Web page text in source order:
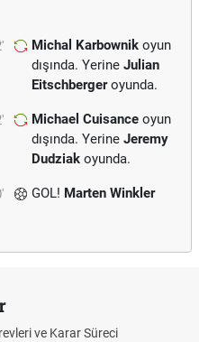
Michal Karbownik oyun
dışında. Yerine Julian
Eitschbergeroyunda.
Michael Cuisance oyun
dışında. Yerine Jeremy
Dudziak oyunda.
GOL! Marten Winkler
ve Karar Süreci